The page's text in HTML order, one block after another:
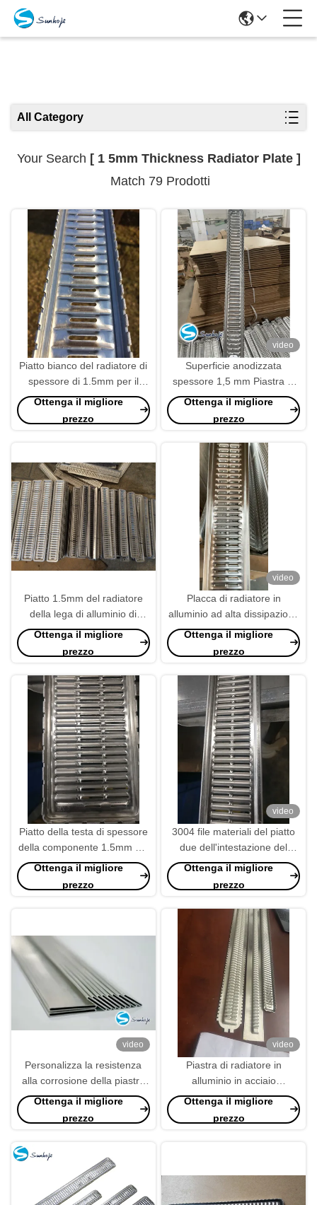
All Category
Your Search [ 1 5mm Thickness Radiator Plate ]
Match 79 Prodotti
Piatto bianco del radiatore di
spessore di 1.5mm per il
centro automatico Corolla 86
Ottenga il migliore
prezzo
video
Superficie anodizzata
spessore 1,5 mm Piastra di
radiatore in argento con
Ottenga il migliore
prezzo
Piatto 1.5mm del radiatore
della lega di alluminio di
rettangolo densamente
Ottenga il migliore
prezzo
video
Placca di radiatore in
alluminio ad alta dissipazione
del calore per applicazioni
Ottenga il migliore
prezzo
Piatto della testa di spessore
della componente 1.5mm del
radiatore di rivestimento del
Ottenga il migliore
prezzo
video
3004 file materiali del piatto
due dell'intestazione del
radiatore di spessore di
Ottenga il migliore
prezzo
video
Personalizza la resistenza
alla corrosione della piastra
del radiatore in alluminio in
Ottenga il migliore
prezzo
video
Piastra di radiatore in
alluminio in acciaio
inossidabile per soluzioni di
personalizzate
Ottenga il migliore
prezzo